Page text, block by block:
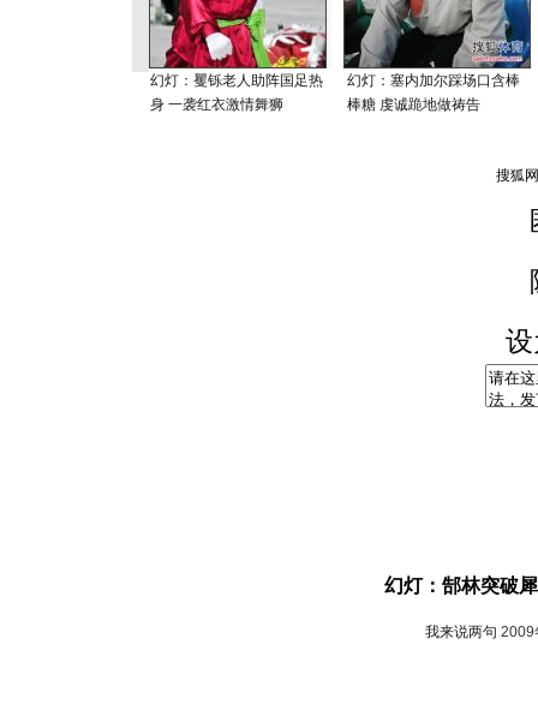
幻灯：矍铄老人助阵国足热
身 一袭红衣激情舞狮
幻灯：塞内加尔踩场口含棒
棒糖 虔诚跪地做祷告
幻灯：郜林突破
我来说两句 2009